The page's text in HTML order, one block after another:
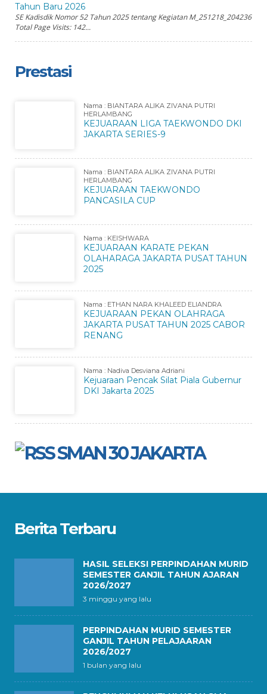
Tahun Baru 2026
SE Kadisdik Nomor 52 Tahun 2025 tentang Kegiatan M_251218_204236
Total Page Visits: 142...
Prestasi
Nama : BIANTARA ALIKA ZIVANA PUTRI
HERLAMBANG
KEJUARAAN LIGA TAEKWONDO DKI
JAKARTA SERIES-9
Nama : BIANTARA ALIKA ZIVANA PUTRI
HERLAMBANG
KEJUARAAN TAEKWONDO
PANCASILA CUP
Nama : KEISHWARA
KEJUARAAN KARATE PEKAN
OLAHARAGA JAKARTA PUSAT TAHUN
2025
Nama : ETHAN NARA KHALEED ELIANDRA
KEJUARAAN PEKAN OLAHRAGA
JAKARTA PUSAT TAHUN 2025 CABOR
RENANG
Nama : Nadiva Desviana Adriani
Kejuaraan Pencak Silat Piala Gubernur
DKI Jakarta 2025
SMAN 30 JAKARTA
Berita Terbaru
HASIL SELEKSI PERPINDAHAN MURID
SEMESTER GANJIL TAHUN AJARAN
2026/2027
3 minggu yang lalu
PERPINDAHAN MURID SEMESTER
GANJIL TAHUN PELAJAARAN
2026/2027
1 bulan yang lalu